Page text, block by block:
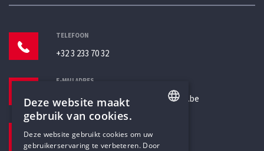
TELEFOON
+32 3 233 70 32
E-MAILADRES
secretariaat@humanistischverbond.be
Pottenbrug 4
DUTCH
Deze website maakt
gebruik van cookies.
Deze website gebruikt cookies om uw
gebruikerservaring te verbeteren. Door